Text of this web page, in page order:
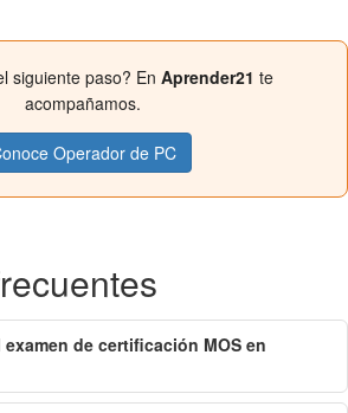
siguiente paso? En Aprender21 te
acompañamos.
Operador de PC
de certificación MOS en